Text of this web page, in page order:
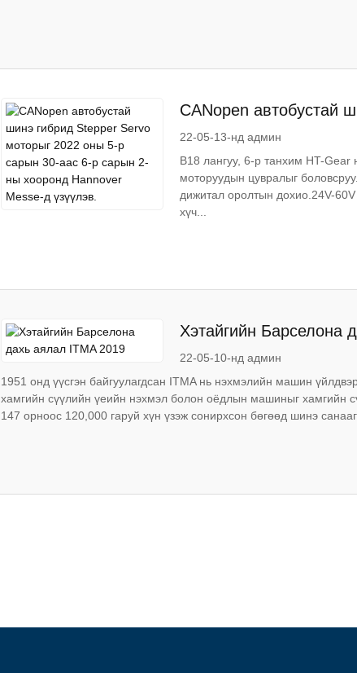
CANopen автобустай
сарын 30-аас 6-р
22-05-13-нд админ
B18 лангуу, 6-р танхим HT-
моторуудын цувралыг
дижитал оролтын дохио.24V-
хүч...
Хэтайгийн Барселона
22-05-10-нд админ
1951 онд үүсгэн байгуулагдсан ITMA нь нэхмэлийн машин
хамгийн сүүлийн үеийн нэхмэл болон оёдлын машиныг хамгийн
147 орноос 120,000 гаруй хүн үзэж сонирхсон бөгөөд шинэ